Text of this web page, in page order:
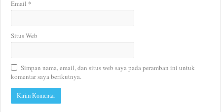
Email *
Situs Web
Simpan nama, email, dan situs web saya pada peramban ini untuk
komentar saya berikutnya.